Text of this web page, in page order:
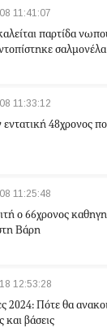
11:41:07
παρτίδα
σαλμονέλα
11:33:12
εντατική 48χρονος
11:25:48
ο 66χρονος
Βάρη
12:53:28
2024: Πότε θα
και βάσεις